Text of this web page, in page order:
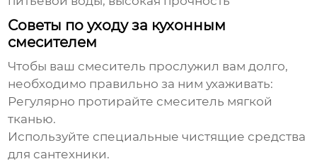
Советы по уходу за кухонным
смесителем
Чтобы ваш смеситель прослужил вам долго,
необходимо правильно за ним ухаживать:
Регулярно протирайте смеситель мягкой
тканью.
Используйте специальные чистящие средства
для сантехники.